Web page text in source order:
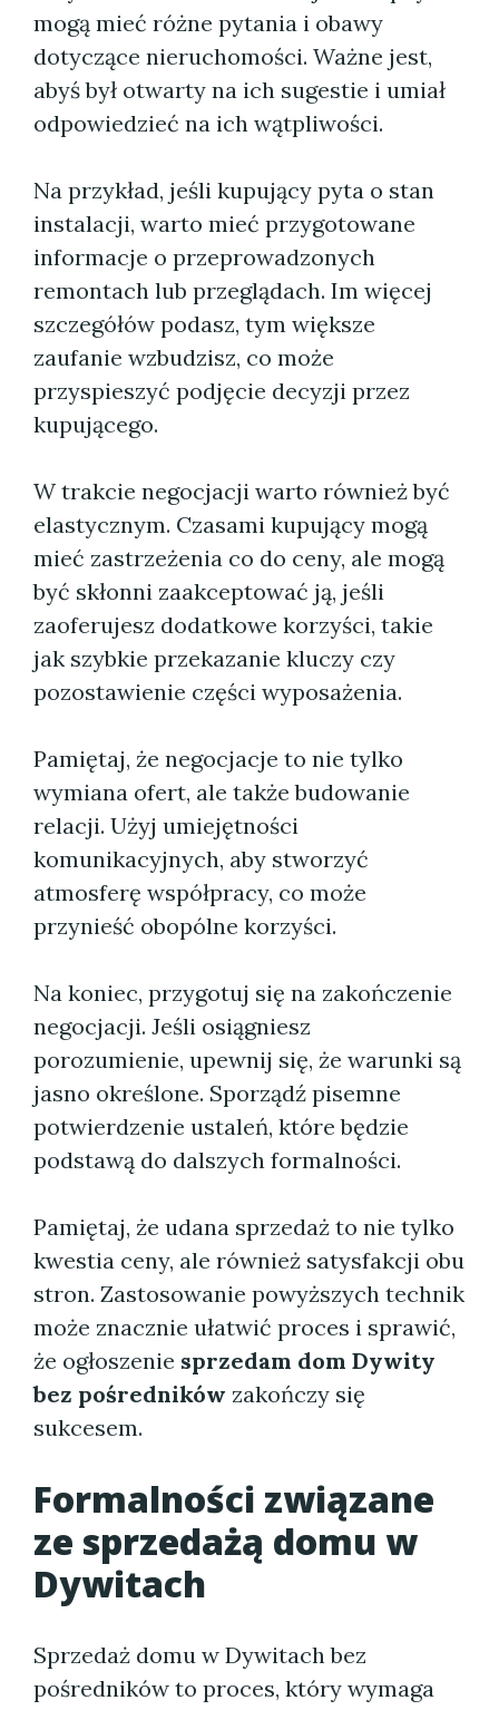
mogą mieć różne pytania i obawy
dotyczące nieruchomości. Ważne jest,
abyś był otwarty na ich sugestie i umiał
odpowiedzieć na ich wątpliwości.
Na przykład, jeśli kupujący pyta o stan
instalacji, warto mieć przygotowane
informacje o przeprowadzonych
remontach lub przeglądach. Im więcej
szczegółów podasz, tym większe
zaufanie wzbudzisz, co może
przyspieszyć podjęcie decyzji przez
kupującego.
W trakcie negocjacji warto również być
elastycznym. Czasami kupujący mogą
mieć zastrzeżenia co do ceny, ale mogą
być skłonni zaakceptować ją, jeśli
zaoferujesz dodatkowe korzyści, takie
jak szybkie przekazanie kluczy czy
pozostawienie części wyposażenia.
Pamiętaj, że negocjacje to nie tylko
wymiana ofert, ale także budowanie
relacji. Użyj umiejętności
komunikacyjnych, aby stworzyć
atmosferę współpracy, co może
przynieść obopólne korzyści.
Na koniec, przygotuj się na zakończenie
negocjacji. Jeśli osiągniesz
porozumienie, upewnij się, że warunki są
jasno określone. Sporządź pisemne
potwierdzenie ustaleń, które będzie
podstawą do dalszych formalności.
Pamiętaj, że udana sprzedaż to nie tylko
kwestia ceny, ale również satysfakcji obu
stron. Zastosowanie powyższych technik
może znacznie ułatwić proces i sprawić,
że ogłoszenie sprzedam dom Dywity
bez pośredników zakończy się
sukcesem.
Formalności związane
ze sprzedażą domu w
Dywitach
Sprzedaż domu w Dywitach bez
pośredników to proces, który wymaga